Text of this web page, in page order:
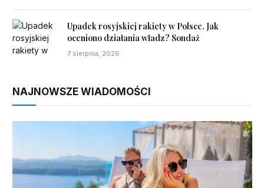
Upadek rosyjskiej rakiety w Polsce. Jak
oceniono działania władz? Sondaż
7 sierpnia, 2026
NAJNOWSZE WIADOMOŚCI